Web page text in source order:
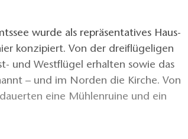
wurde als repräsentatives Haus-
konzipiert. Von der dreiflügeligen
und Westflügel erhalten sowie das
– und im Norden die Kirche. Von
eine Mühlenruine und ein